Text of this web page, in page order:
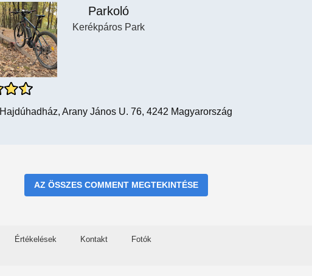
Parkoló
Kerékpáros Park
Hajdúhadház, Arany János U. 76, 4242 Magyarország
AZ ÖSSZES COMMENT MEGTEKINTÉSE
Értékelések Kontakt Fotók